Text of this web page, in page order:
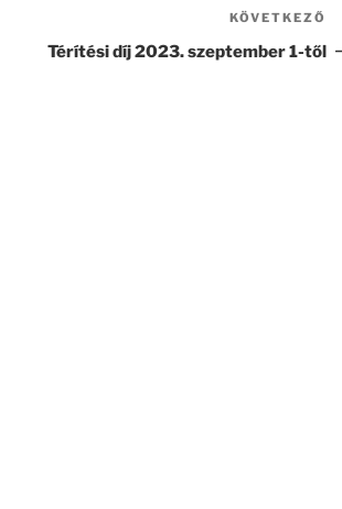
KÖVETKEZŐ
Térítési díj 2023. szeptember 1-től